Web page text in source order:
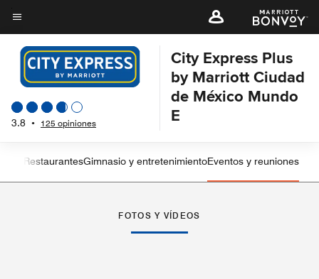
Skip
to
main
content
Texto del menú
3.8 • 125 opiniones
City Express Plus
by Marriott Ciudad
de México Mundo
E
Flecha izquierda
RestaurantesGimnasio y entretenimientoEventos y reuniones
FOTOS Y VÍDEOS